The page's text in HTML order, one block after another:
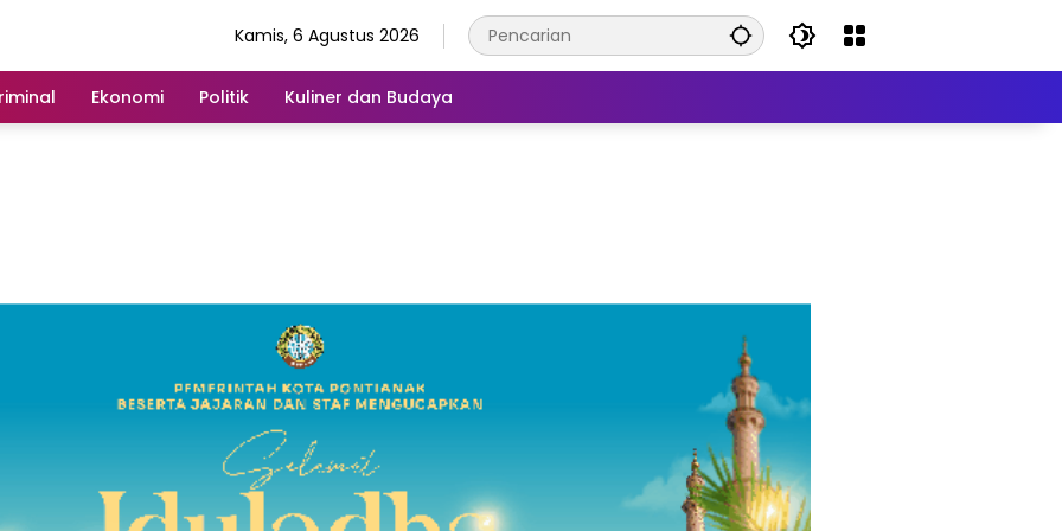
Kamis, 6 Agustus 2026
Ekonomi Politik Kuliner dan Budaya